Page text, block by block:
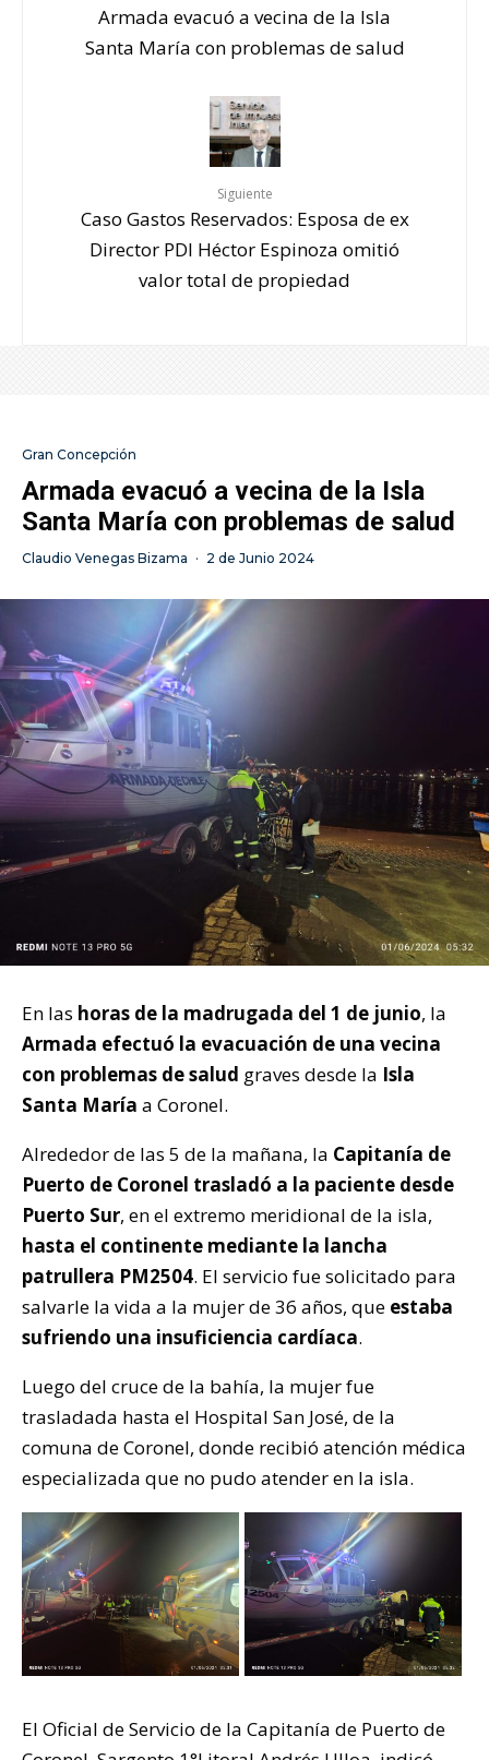
Armada evacuó a vecina de la Isla
Santa María con problemas de salud
Siguiente
Caso Gastos Reservados: Esposa de ex
Director PDI Héctor Espinoza omitió
valor total de propiedad
Gran Concepción
Armada evacuó a vecina de la Isla
Santa María con problemas de salud
Claudio Venegas Bizama · 2 de Junio 2024
En las horas de la madrugada del 1 de junio, la
Armada efectuó la evacuación de una vecina
con problemas de salud graves desde la Isla
Santa María a Coronel.
Alrededor de las 5 de la mañana, la Capitanía de
Puerto de Coronel trasladó a la paciente desde
Puerto Sur, en el extremo meridional de la isla,
hasta el continente mediante la lancha
patrullera PM2504. El servicio fue solicitado para
salvarle la vida a la mujer de 36 años, que estaba
sufriendo una insuficiencia cardíaca.
Luego del cruce de la bahía, la mujer fue
trasladada hasta el Hospital San José, de la
comuna de Coronel, donde recibió atención médica
especializada que no pudo atender en la isla.
El Oficial de Servicio de la Capitanía de Puerto de